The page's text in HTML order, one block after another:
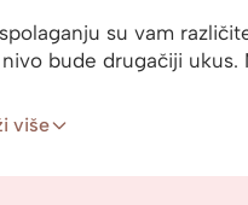
su vam
bude drugačiji
više